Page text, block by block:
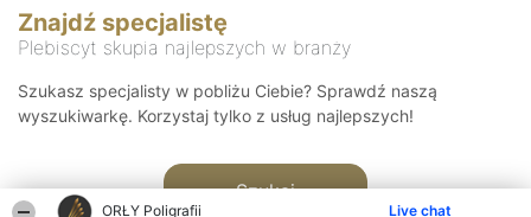
ORŁY Poligrafii Live chat
Znajdź specjalistę
Plebiscyt skupia najlepszych w branży
Szukasz specjalisty w pobliżu Ciebie? Sprawdź naszą
wyszukiwarkę. Korzystaj tylko z usług najlepszych!
Szukaj